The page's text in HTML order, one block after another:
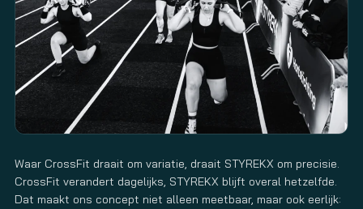
Waar CrossFit draait om variatie, draait STYREKX om precisie.
CrossFit verandert dagelijks, STYREKX blijft overal hetzelfde.
Dat maakt ons concept niet alleen meetbaar, maar ook eerlijk: